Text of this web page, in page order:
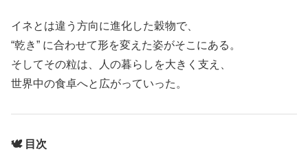
イネとは違う方向に進化した穀物で、
“乾き” に合わせて形を変えた姿がそこにある。
そしてその粒は、人の暮らしを大きく支え、
世界中の食卓へと広がっていった。
🕊️ 目次